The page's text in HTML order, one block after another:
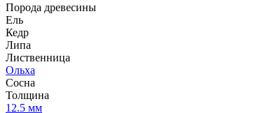
Порода древесины
Ель
Кедр
Липа
Лиственница
Ольха
Сосна
Толщина
12.5 мм